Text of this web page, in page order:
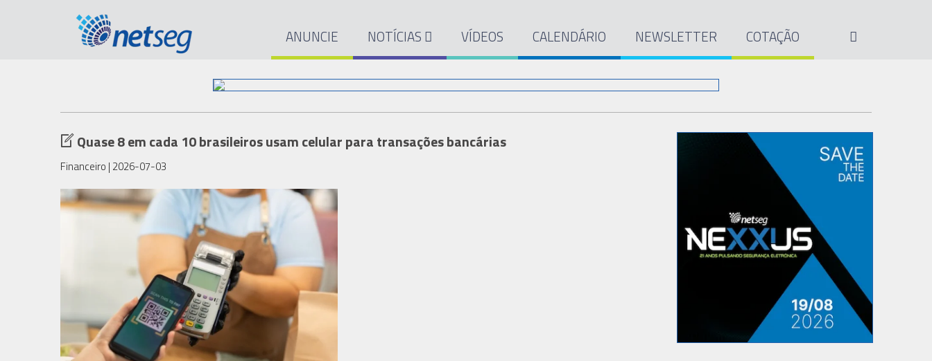
ANUNCIE NOTÍCIAS VÍDEOS CALENDÁRIO NEWSLETTER COTAÇÃO
Quase 8 em cada 10 brasileiros usam celular para transações bancárias
Financeiro | 2026-07-03